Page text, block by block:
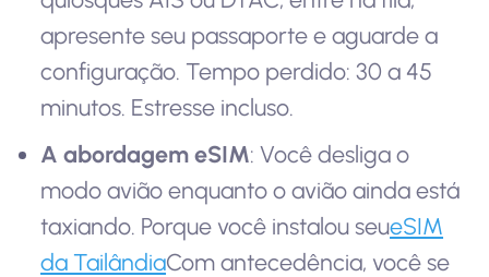
apresente seu passaporte e aguarde a
configuração. Tempo perdido: 30 a 45
minutos. Estresse incluso.
A abordagem eSIM: Você desliga o
modo avião enquanto o avião ainda está
taxiando. Porque você instalou seueSIM
da TailândiaCom antecedência, você se